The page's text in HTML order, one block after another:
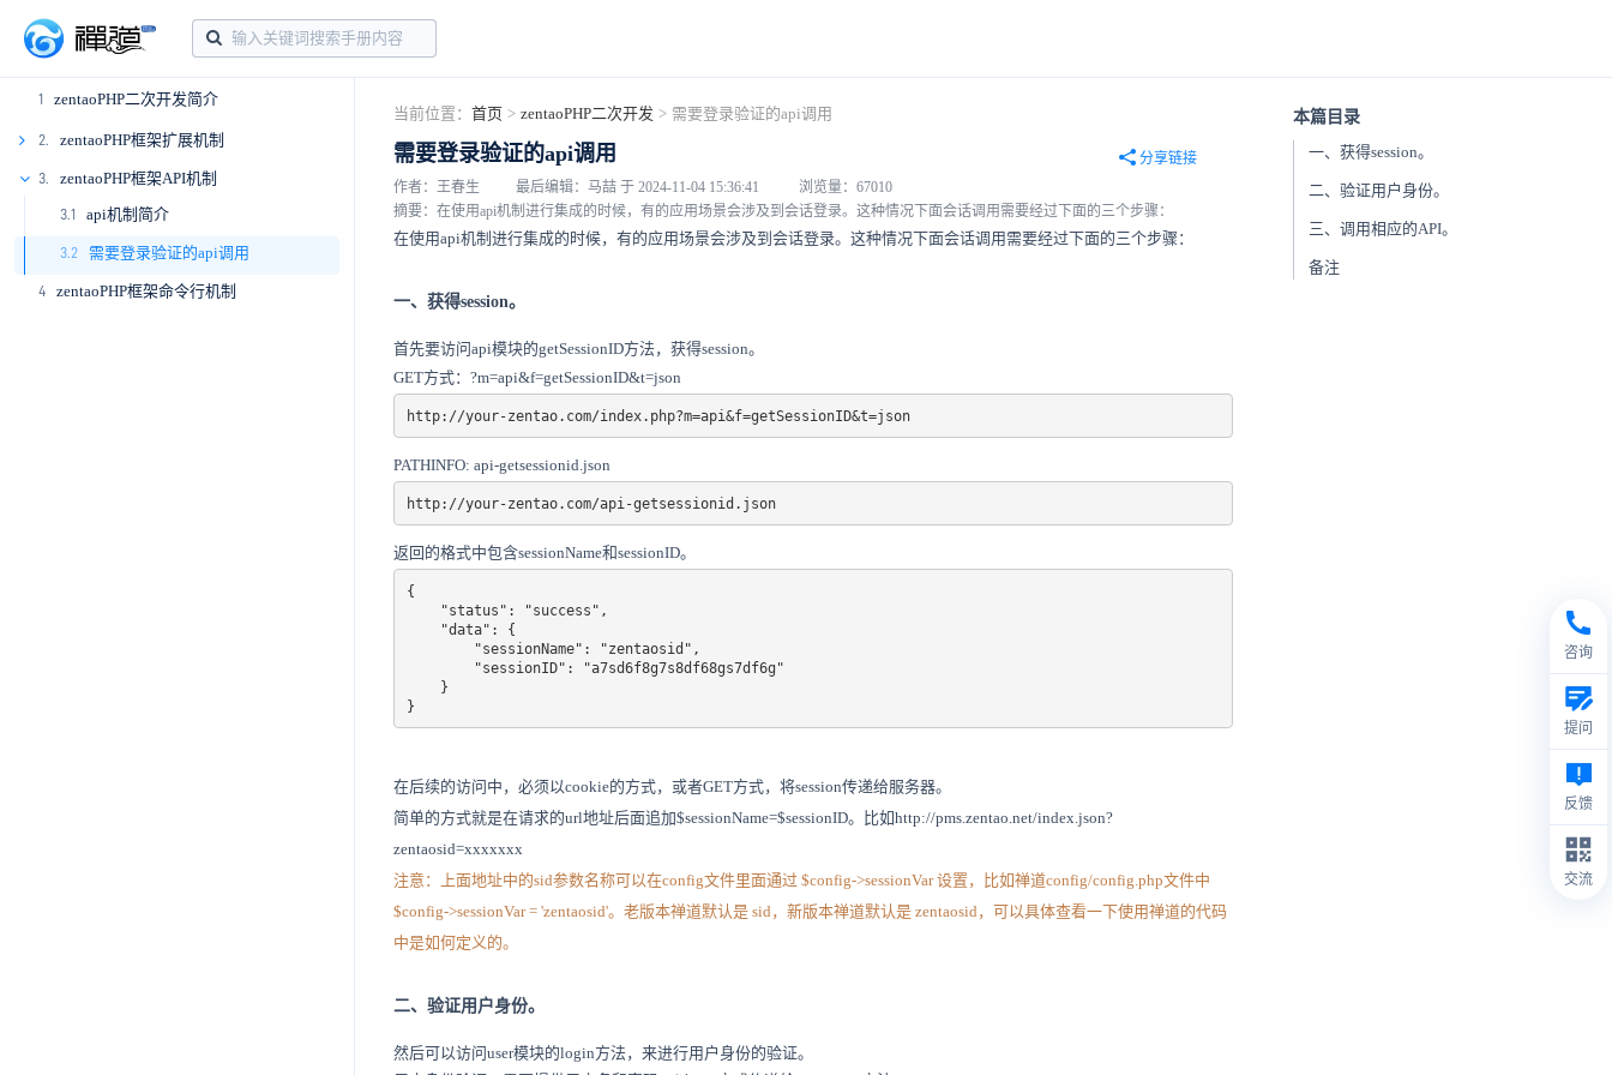
1 zentaoPHP二次开发简介
2. zentaoPHP框架扩展机制
2.1
2.2
2.3
2.4
3. zentaoPHP框架API机制
3.1 api机制简介
3.2 需要登录验证的api调用
4 zentaoPHP框架命令行机制
当前位置： 首页 > zentaoPHP二次开发 > 需要登录验证的api调用
需要登录验证的api调用
作者：王春生 最后编辑：马喆 于 2024-11-04 15:36:41 浏览量：67010
分享链接
摘要：在使用api机制进行集成的时候，有的应用场景会涉及到会话登录。这种情况下面会话调用需要经过下面的三个步骤：
本篇目录
一、获得session。
二、验证用户身份。
三、调用相应的API。
备注
在使用api机制进行集成的时候，有的应用场景会涉及到会话登录。这种情况下面会话调用需要经过下面的三个步骤：
一、获得session。
首先要访问api模块的getSessionID方法，获得session。
GET方式：?m=api&f=getSessionID&t=json
http://your-zentao.com/index.php?m=api&f=getSessionID&t=json
PATHINFO: api-getsessionid.json
http://your-zentao.com/api-getsessionid.json
返回的格式中包含sessionName和sessionID。
{
}
在后续的访问中，必须以cookie的方式，或者GET方式，将session传递给服务器。
简单的方式就是在请求的url地址后面追加$sessionName=$sessionID。比如http://pms.zentao.net/index.json?
zentaosid=xxxxxxx
注意：上面地址中的sid参数名称可以在config文件里面通过 $config->sessionVar 设置，比如禅道config/config.php文件中
$config->sessionVar = 'zentaosid'。老版本禅道默认是 sid，新版本禅道默认是 zentaosid，可以具体查看一下使用禅道的代码
中是如何定义的。
二、验证用户身份。
然后可以访问user模块的login方法，来进行用户身份的验证。
咨询
提问
反馈
交流